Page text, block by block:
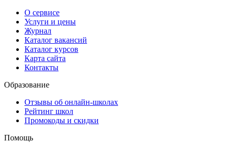
О сервисе
Услуги и цены
Журнал
Каталог вакансий
Каталог курсов
Карта сайта
Контакты
Образование
Отзывы об онлайн-школах
Рейтинг школ
Промокоды и скидки
Помощь